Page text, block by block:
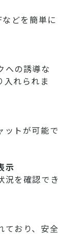
どを簡単に
への誘導な
入れられま
ットが可能で
示
況を確認でき
ており、安全